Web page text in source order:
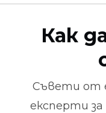
Как
Съвети от
експерти